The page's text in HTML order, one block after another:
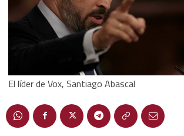
El líder de Vox, Santiago Abascal